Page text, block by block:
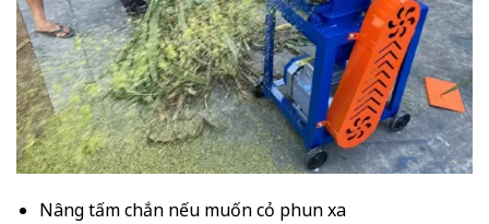
Nâng tấm chắn nếu muốn cỏ phun xa